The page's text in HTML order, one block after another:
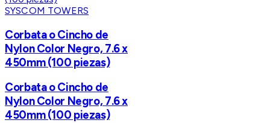
SYSCOM TOWERS
Corbata o Cincho de
Nylon Color Negro, 7.6 x
450mm (100 piezas)
Corbata o Cincho de
Nylon Color Negro, 7.6 x
450mm (100 piezas)